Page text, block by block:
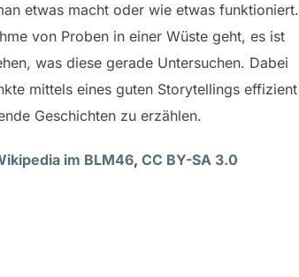
etwas macht oder wie etwas funktioniert.
von Proben in einer Wüste geht, es ist
was diese gerade Untersuchen. Dabei
mittels eines guten Storytellings effizient
Geschichten zu erzählen.
im BLM46, CC BY-SA 3.0
WISSENSCHAFT“